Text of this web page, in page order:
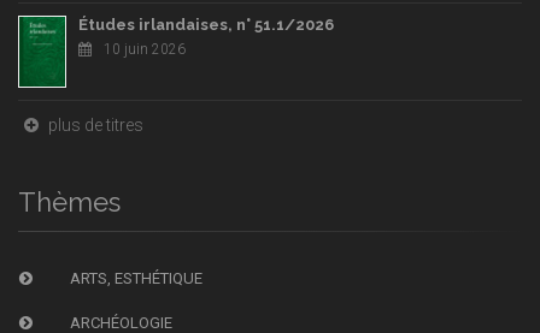
Études irlandaises, n° 51.1/2026
10 juin 2026
plus de titres
Thèmes
ARTS, ESTHÉTIQUE
ARCHÉOLOGIE